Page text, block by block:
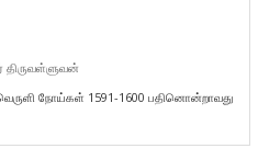
திருவள்ளுவன்
நோய்கள் 1591-1600 பதினொன்றாவது